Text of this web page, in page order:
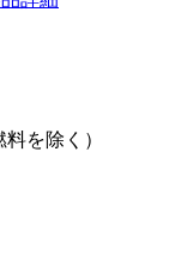
を除く）